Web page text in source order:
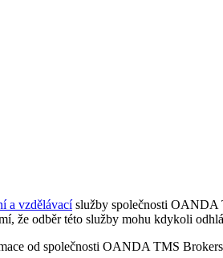
a vzdělávacíslužby společnosti OANDA
že odběr této služby mohu kdykoli
od společnosti OANDA TMS